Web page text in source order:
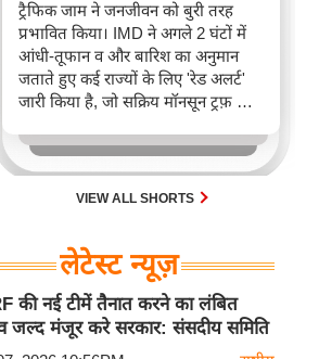
ट्रैफिक जाम ने जनजीवन को बुरी तरह
प्रभावित किया। IMD ने अगले 2 घंटों में
आंधी-तूफान व और बारिश का अनुमान
जताते हुए कई राज्यों के लिए 'रेड अलर्ट'
जारी किया है, जो सक्रिय मॉनसून ट्रफ़ और
जिससे यातायात बाधित होने के साथ-साथ
सफदरजंग अस्पताल में भी जलभराव की
स्थिति बनी।VIEW ALL SHORTS
लेटेस्ट न्यूज़
की नई टीमें तैनात करने का लंबित
जल्द मंजूर करे सरकार: संसदीय समिति